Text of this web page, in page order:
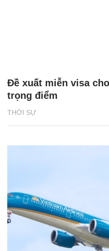
THỜI SỰ
Đề xuất miễn visa
trọng điểm